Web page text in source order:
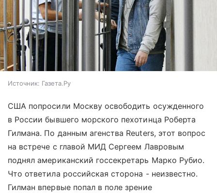
Источник: Газета.Ру
США попросили Москву освободить осужденного
в России бывшего морского пехотинца Роберта
Гилмана. По данным агенства Reuters, этот вопрос
на встрече с главой МИД Сергеем Лавровым
поднял американский госсекретарь Марко Рубио.
Что ответила российская сторона - неизвестно.
Гилман впервые попал в поле зрение